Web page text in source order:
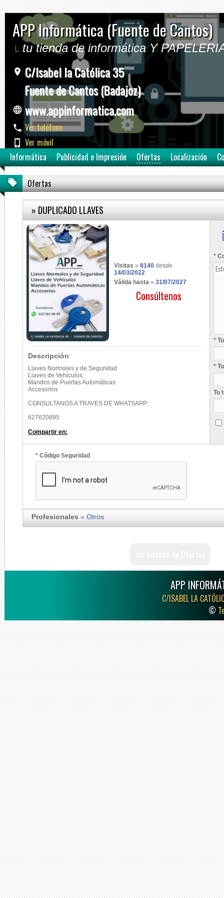
APP Informática (Fuente de Cantos)
tu tienda de informática Y
C/Isabel la Católica 35
Fuente de Cantos (Badajoz)
www.appinformatica.com
Ver teléfono
Ver móvil
Informática
Publicidad e Impresión Ofertas Localización
Ofertas
» DUPLICADO LLAVES
Visitas » 8140 desde
14/03/2022
Válida hasta » 31/07/2027
Consúltenos
Descripción
Llaves Normales y de Seguridad
Llaves de Vehículos
Mandos de Puertas Automáticas
Accesorios
CONSULTANOS A TRAVES DE WHATSAPP:
627820895
Compartir en:
*
*
*
Tu
* Código Seguridad
Profesionales » Otros
APP
C/ISABEL LA
©